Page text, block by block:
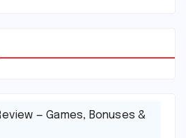
— Games, Bonuses &